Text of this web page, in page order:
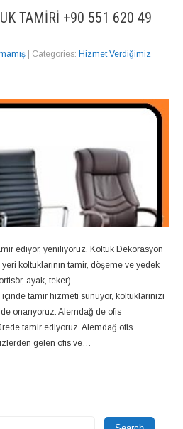
TAMIRI +90 551 620 49
| Categories: Hizmet Verdiğimiz
ediyor, yeniliyoruz. Koltuk Dekorasyon
koltuklarının tamir, döşeme ve yedek
ayak, teker)
tamir hizmeti sunuyor, koltuklarınızı
onarıyoruz. Alemdağ de ofis
tamir ediyoruz. Alemdağ ofis
gelen ofis ve…